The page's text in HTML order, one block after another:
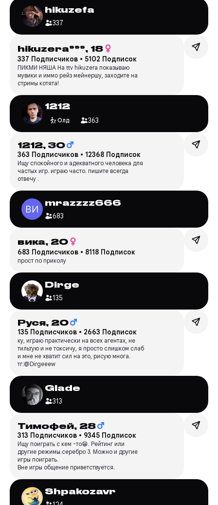
hikuzefa
337
hikuzera⁹⁹⁹, 18
337 Подписчиков • 5102 Подписок
ПИКМИ НЯША На ttv hikuzera показываю
мувики и иммо рейз мейнершу, заходите на
стримы котята!
1212
Олд 363
1212, 30
363 Подписчиков • 12368 Подписок
Ищу спокойного и адекватного человека для
частых игр. играю часто. пишите всегда
отвечу .
mrazzzz666
683
вика, 20
683 Подписчиков • 8118 Подписок
прост по приколу
Dirge
135
Руся, 20
135 Подписчиков • 2663 Подписок
ку, играю практически на всех агентах, не
тильтую и не токсичу, я просто слишком слаб
и мне не хватит сил на это, рисую многа.
тг:@Dirgeeew
Glade
313
Тимофей, 28
313 Подписчиков • 9345 Подписок
Ищу поиграть с кем -то😁. Рейтинг или
другие режимы.серебро 3. Можно и другие
игры поиграть.
Вне игры общение приветствуется.
Shpakozavr